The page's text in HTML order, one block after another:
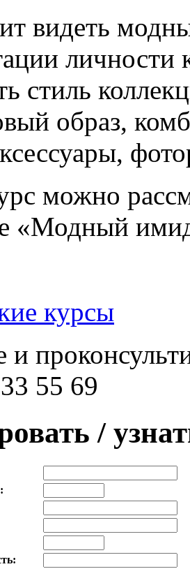
видеть
личности
стиль
образ,
можно
«Модный
курсы
и
55 69
/